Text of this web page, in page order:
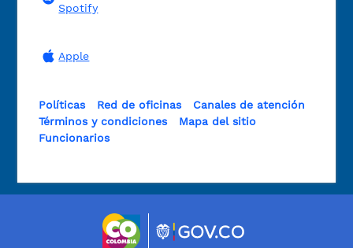
Spotify
Apple
Políticas Red de oficinas
Canales de atención
Términos y condiciones
Mapa del sitio
Funcionarios